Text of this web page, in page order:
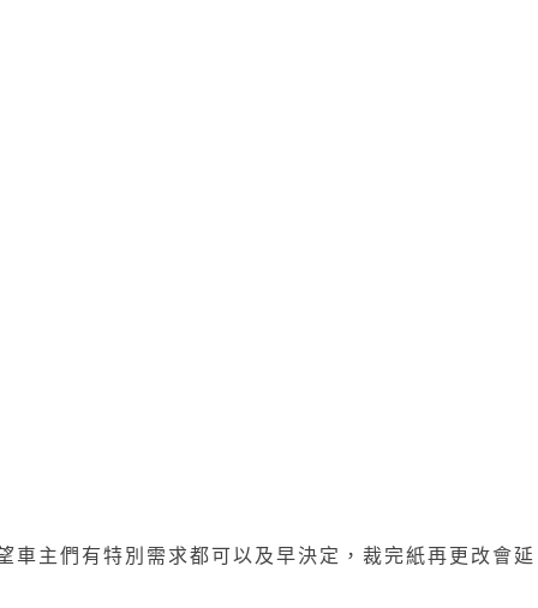
主們有特別需求都可以及早決定，裁完紙再更改會延